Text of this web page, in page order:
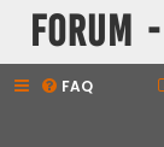
Forum
FAQ